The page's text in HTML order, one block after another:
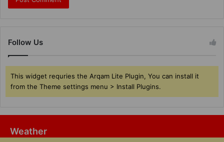
Follow Us
This widget requries the Arqam Lite Plugin, You can install it
from the Theme settings menu > Install Plugins.
Weather